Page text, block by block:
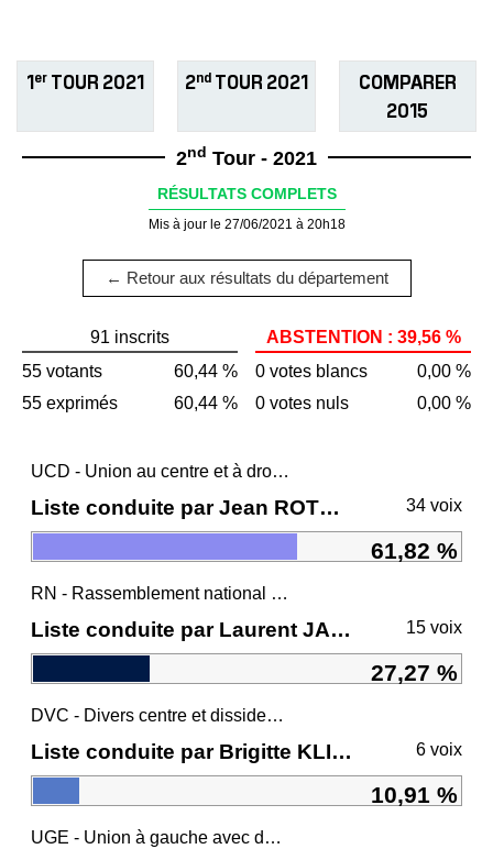
1er TOUR 2021 2ndTOUR 2021
COMPARER
2015
2nd Tour - 2021
RÉSULTATS COMPLETS
Mis à jour le 27/06/2021 à 20h18
← Retour aux résultats du département
91 inscrits
55 votants
60,44 %
55 exprimés
60,44 %
ABSTENTION : 39,56 %
0 votes blancs
0,00 %
0 votes nuls
0,00 %
UCD - Union au centre et à droite
Liste conduite par Jean ROTTNER 34 voix
61,82 %
RN - Rassemblement national et ses alliés
Liste conduite par Laurent JACOBELLI 15 voix
27,27 %
DVC - Divers centre et dissidents Ensemble
Liste conduite par Brigitte KLINKERT 6 voix
10,91 %
UGE - Union à gauche avec des écologistes